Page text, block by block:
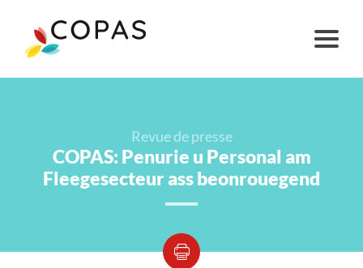
Revue de presse
COPAS: Penurie u Personal am
Fleegesecteur ass beonrouegend